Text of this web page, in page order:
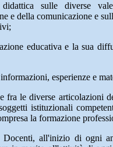
sulle diverse
e della comunicazione e
educativa e la sua
esperienze e
fra le diverse articolazioni
istituzionali
la formazione
all'inizio di ogni